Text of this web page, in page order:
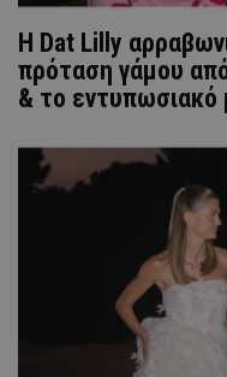
Η Dat Lilly
πρόταση γάμου
& το εντυπωσιακό